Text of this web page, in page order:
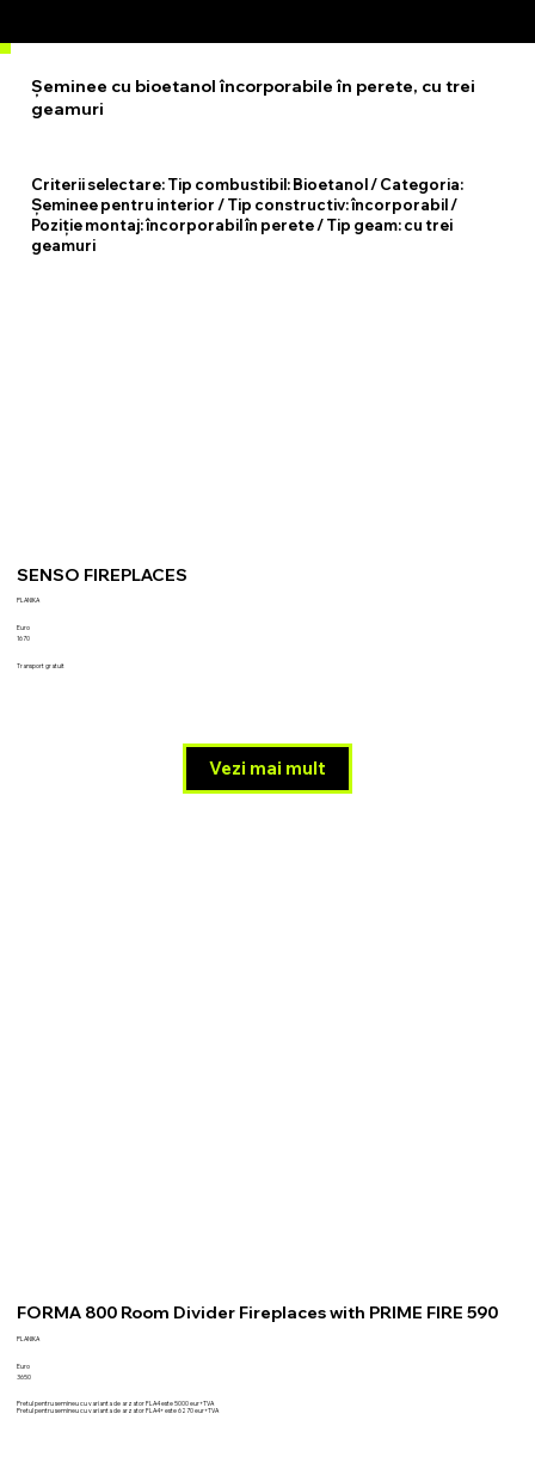
SENSO FIREPLACES
PLANIKA
Vezi mai mult
Euro
1670
Transport gratuit
FORMA 800 Room Divider Fireplaces with PRIME FIRE 590
PLANIKA
Euro
3650
Pretul pentru semineu cu varianta de arzator FLA4 este 5000 eur+TVA
Pretul pentru semineu cu varianta de arzator FLA4+ este 6270 eur+TVA
Criterii selectare:Tip combustibil: Bioetanol / Categoria:
Șeminee pentru interior / Tip constructiv: încorporabil /
Poziție montaj: încorporabil în perete / Tip geam: cu trei
geamuri
Șeminee cu bioetanol încorporabile în perete, cu trei
geamuri